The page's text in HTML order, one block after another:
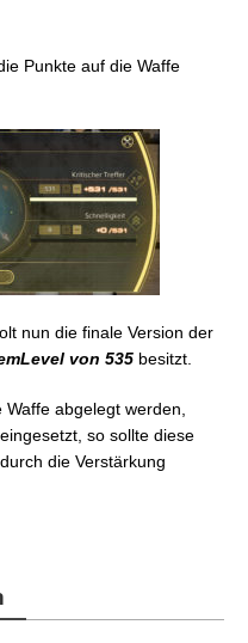
Punkte auf die Waffe
nun die finale Version der
von 535 besitzt.
abgelegt werden,
so sollte diese
die Verstärkung